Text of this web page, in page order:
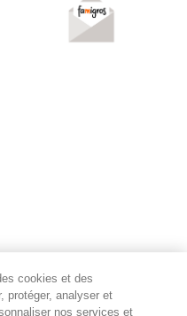
cookies et des
protéger, analyser et
nos services et